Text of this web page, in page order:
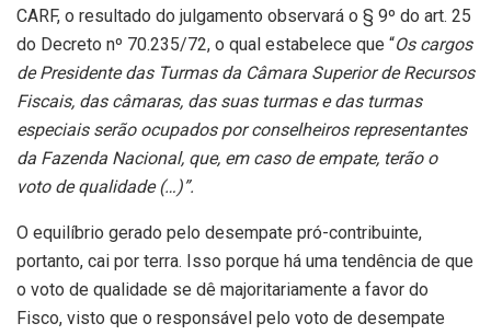
CARF, o resultado do julgamento observará o § 9º do art. 25
do Decreto nº 70.235/72, o qual estabelece que “Os cargos
de Presidente das Turmas da Câmara Superior de Recursos
Fiscais, das câmaras, das suas turmas e das turmas
especiais serão ocupados por conselheiros representantes
da Fazenda Nacional, que, em caso de empate, terão o
voto de qualidade (…)”.
O equilíbrio gerado pelo desempate pró-contribuinte,
portanto, cai por terra. Isso porque há uma tendência de que
o voto de qualidade se dê majoritariamente a favor do
Fisco, visto que o responsável pelo voto de desempate